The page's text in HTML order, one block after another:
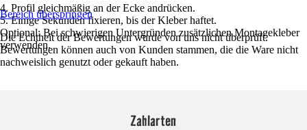
4. Profil gleichmäßig an der Ecke andrücken.
5. Einige Sekunden fixieren, bis der Kleber haftet.
Optional: Bei schwierigen Untergründen zusätzlichen Montagekleber
verwenden.
Bereich überspringen
Die Echtheit der Bewertungen wurde von uns nicht überprüft.
Bewertungen können auch von Kunden stammen, die die Ware nicht
nachweislich genutzt oder gekauft haben.
Zahlarten